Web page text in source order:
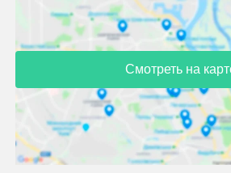
Смотреть на